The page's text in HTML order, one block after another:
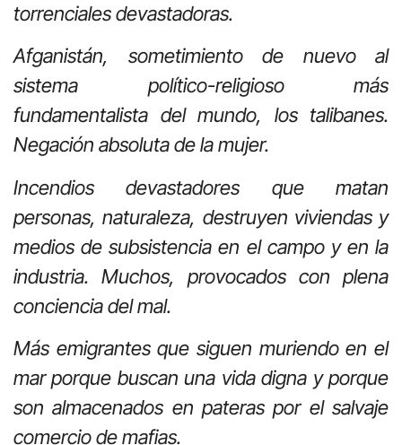
torrenciales devastadoras.
Afganistán, sometimiento de nuevo al
sistema político-religioso más
fundamentalista del mundo, los talibanes.
Negación absoluta de la mujer.
Incendios devastadores que matan
personas, naturaleza, destruyen viviendas y
medios de subsistencia en el campo y en la
industria. Muchos, provocados con plena
conciencia del mal.
Más emigrantes que siguen muriendo en el
mar porque buscan una vida digna y porque
son almacenados en pateras por el salvaje
comercio de mafias.